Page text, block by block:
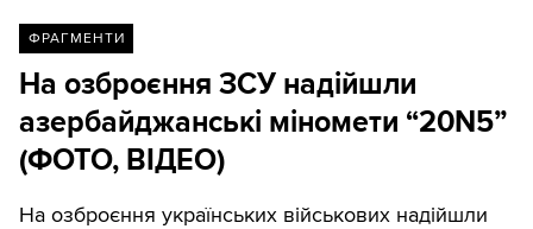
ФРАГМЕНТИ
На озброєння ЗСУ надійшли
азербайджанські міномети “20N5”
(ФОТО, ВІДЕО)
На озброєння українських військових надійшли